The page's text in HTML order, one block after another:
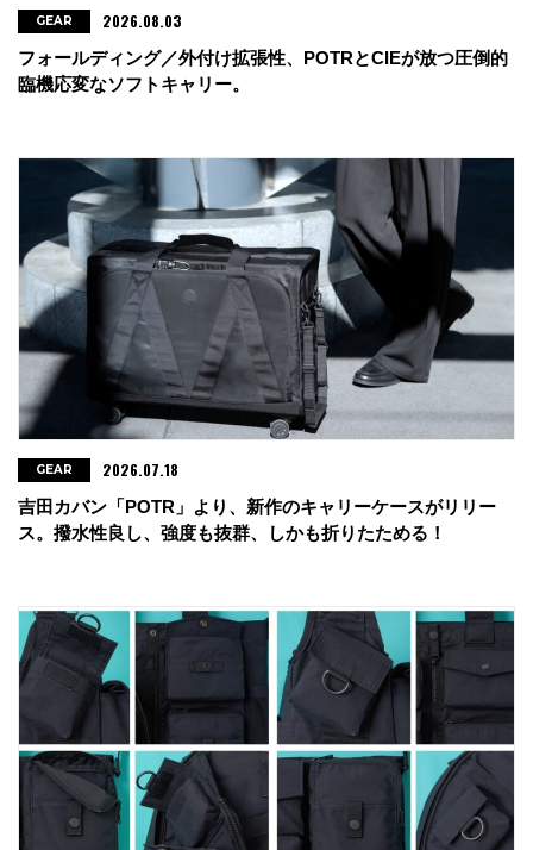
フォールディング／外付け拡張性、POTRとCIEが放つ圧倒的
臨機応変なソフトキャリー。
GEAR 2026.08.03
吉田カバン「POTR」より、新作のキャリーケースがリリー
ス。撥水性良し、強度も抜群、しかも折りたためる！
GEAR 2026.07.18